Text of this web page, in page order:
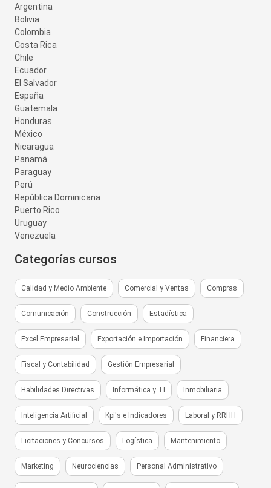
Argentina
Bolivia
Colombia
Costa Rica
Chile
Ecuador
El Salvador
España
Guatemala
Honduras
México
Nicaragua
Panamá
Paraguay
Perú
República Dominicana
Puerto Rico
Uruguay
Venezuela
Categorías cursos
Calidad y Medio Ambiente Comercial y Ventas Compras
Comunicación Construcción Estadística
Excel Empresarial Exportación e Importación Financiera
Fiscal y Contabilidad Gestión Empresarial
Habilidades Directivas Informática y TI Inmobiliaria
Inteligencia Artificial Kpi's e Indicadores Laboral y RRHH
Licitaciones y Concursos Logística Mantenimiento
Marketing Neurociencias Personal Administrativo